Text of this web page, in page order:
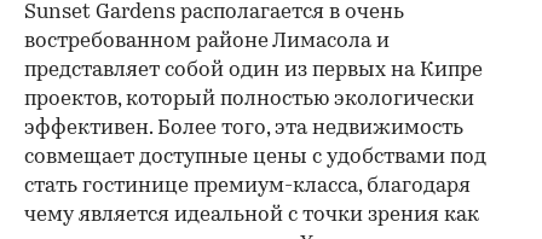
Sunset Gardens располагается в очень
востребованном районе Лимасола и
представляет собой один из первых на Кипре
проектов, который полностью экологически
эффективен. Более того, эта недвижимость
совмещает доступные цены с удобствами под
стать гостинице премиум-класса, благодаря
чему является идеальной с точки зрения как